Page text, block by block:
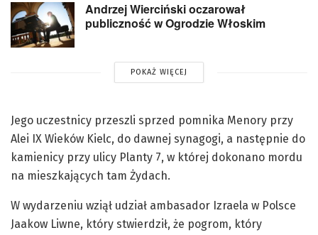
Andrzej Wierciński oczarował
publiczność w Ogrodzie Włoskim
POKAŻ WIĘCEJ
Jego uczestnicy przeszli sprzed pomnika Menory przy
Alei IX Wieków Kielc, do dawnej synagogi, a następnie do
kamienicy przy ulicy Planty 7, w której dokonano mordu
na mieszkających tam Żydach.
W wydarzeniu wziął udział ambasador Izraela w Polsce
Jaakow Liwne, który stwierdził, że pogrom, który